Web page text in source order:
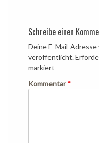
Schreibe einen
Deine E-Mail-
veröffentlicht.
markiert
Kommentar*